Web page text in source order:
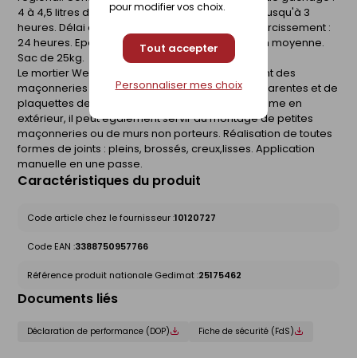
pour modifier vos choix.
Tout accepter
Personnaliser mes choix
4 à 4,5 litres d'eau. Durée pratique d'utilisation : jusqu'à 3
heures. Délai de séchage : 8 heures. Délai de durcissement :
24 heures. Epaisseur d'application : de 12 mm en moyenne.
Sac de 25kg.
Le mortier Webercal Joint permet le rejointement des
maçonneries de briques destinées à rester apparentes et de
plaquettes de parement. Utilisé en intérieur comme en
extérieur, il peut également servir au montage de petites
maçonneries ou de murs non porteurs. Réalisation de toutes
formes de joints : pleins, brossés, creux,lisses. Application
manuelle en une passe.
Caractéristiques du produit
Code article chez le fournisseur :10120727
Code EAN :3388750957766
Référence produit nationale Gedimat :25175462
Documents liés
Déclaration de performance (DOP) Fiche de sécurité (FdS)